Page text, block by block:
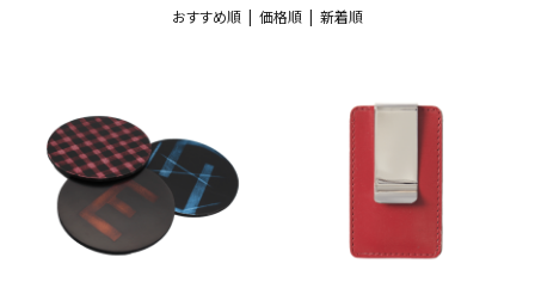
おすすめ順 | 価格順 | 新着順